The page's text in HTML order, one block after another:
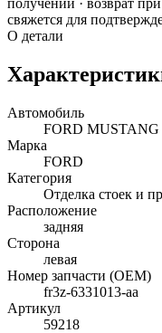
свяжется для
О детали
Автомобиль
FORD
Марка
FORD
Категория
Отделка стоек и
Расположение
задняя
Сторона
левая
Номер запчасти (OEM)
fr3z-6331013-aa
Артикул
59218